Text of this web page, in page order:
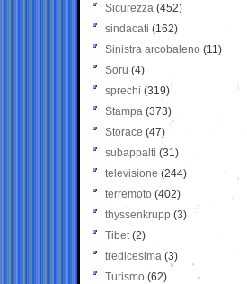
Sicurezza (452)
sindacati (162)
Sinistra arcobaleno (11)
Soru (4)
sprechi (319)
Stampa (373)
Storace (47)
subappalti (31)
televisione(244)
terremoto (402)
thyssenkrupp (3)
Tibet(2)
tredicesima (3)
Turismo (62)